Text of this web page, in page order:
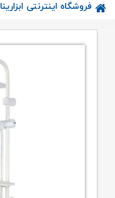
فروشگاه اینترنتی ابزارینا